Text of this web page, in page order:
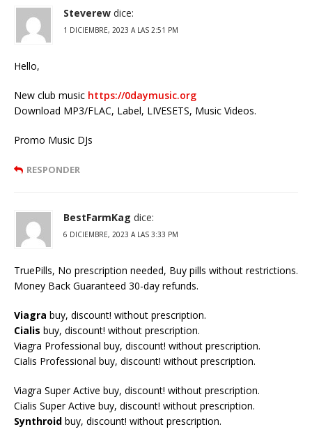
Steverew dice:
1 DICIEMBRE, 2023 A LAS 2:51 PM
Hello,
New club music https://0daymusic.org
Download MP3/FLAC, Label, LIVESETS, Music Videos.
Promo Music DJs
RESPONDER
BestFarmKag dice:
6 DICIEMBRE, 2023 A LAS 3:33 PM
TruePills, No prescription needed, Buy pills without restrictions.
Money Back Guaranteed 30-day refunds.
Viagra buy, discount! without prescription.
Cialis buy, discount! without prescription.
Viagra Professional buy, discount! without prescription.
Cialis Professional buy, discount! without prescription.
Viagra Super Active buy, discount! without prescription.
Cialis Super Active buy, discount! without prescription.
Synthroid buy, discount! without prescription.